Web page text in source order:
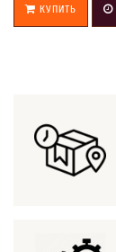
КУПИТЬ